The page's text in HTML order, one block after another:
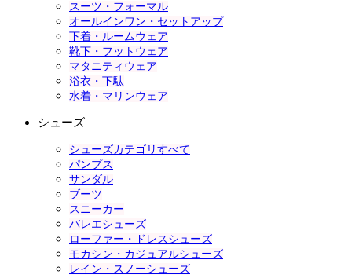
スーツ・フォーマル
オールインワン・セットアップ
下着・ルームウェア
靴下・フットウェア
マタニティウェア
浴衣・下駄
水着・マリンウェア
シューズ
シューズカテゴリすべて
パンプス
サンダル
ブーツ
スニーカー
バレエシューズ
ローファー・ドレスシューズ
モカシン・カジュアルシューズ
レイン・スノーシューズ